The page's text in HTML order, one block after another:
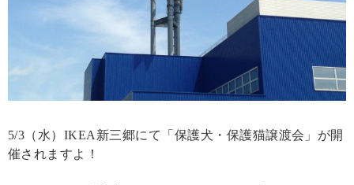
5/3（水）IKEA新三郷にて「保護犬・保護猫譲渡会」が開
催されますよ！